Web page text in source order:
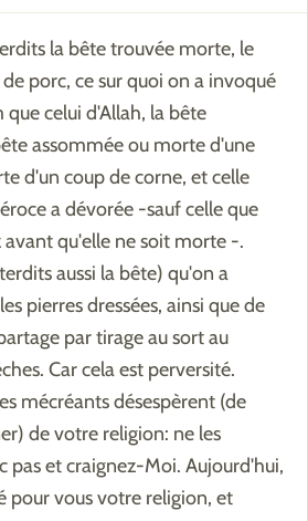
la bête trouvée morte, le
porc, ce sur quoi on a invoqué
que celui d'Allah, la bête
assommée ou morte d'une
d'un coup de corne, et celle
a dévorée -sauf celle que
avant qu'elle ne soit morte -.
aussi la bête) qu'on a
pierres dressées, ainsi que de
par tirage au sort au
Car cela est perversité.
mécréants désespèrent (de
de votre religion: ne les
pas et craignez-Moi. Aujourd'hui,
pour vous votre religion, et